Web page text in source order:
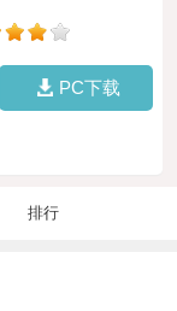
PC下载
排行